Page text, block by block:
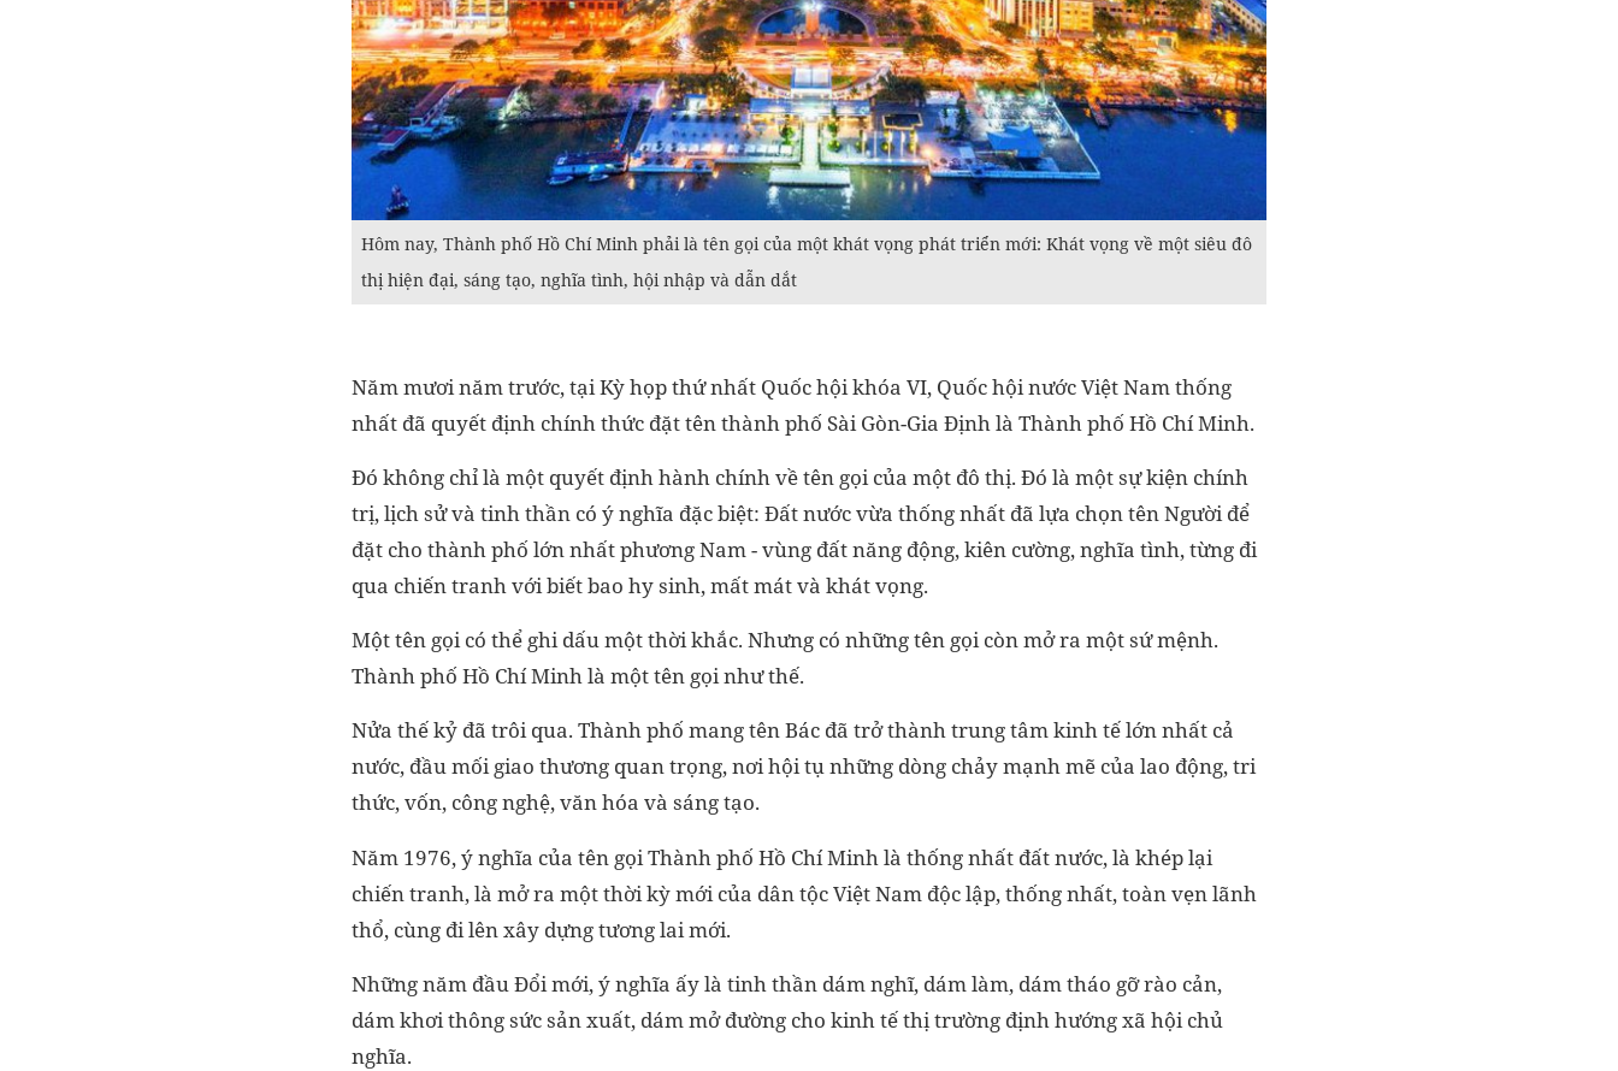
Hôm nay, Thành phố Hồ Chí Minh phải là tên gọi của một khát vọng phát triển mới: Khát vọng về một siêu đô
thị hiện đại, sáng tạo, nghĩa tình, hội nhập và dẫn dắt
Năm mươi năm trước, tại Kỳ họp thứ nhất Quốc hội khóa VI, Quốc hội nước Việt Nam thống
nhất đã quyết định chính thức đặt tên thành phố Sài Gòn-Gia Định là Thành phố Hồ Chí Minh.
Đó không chỉ là một quyết định hành chính về tên gọi của một đô thị. Đó là một sự kiện chính
trị, lịch sử và tinh thần có ý nghĩa đặc biệt: Đất nước vừa thống nhất đã lựa chọn tên Người để
đặt cho thành phố lớn nhất phương Nam - vùng đất năng động, kiên cường, nghĩa tình, từng đi
qua chiến tranh với biết bao hy sinh, mất mát và khát vọng.
Một tên gọi có thể ghi dấu một thời khắc. Nhưng có những tên gọi còn mở ra một sứ mệnh.
Thành phố Hồ Chí Minh là một tên gọi như thế.
Nửa thế kỷ đã trôi qua. Thành phố mang tên Bác đã trở thành trung tâm kinh tế lớn nhất cả
nước, đầu mối giao thương quan trọng, nơi hội tụ những dòng chảy mạnh mẽ của lao động, tri
thức, vốn, công nghệ, văn hóa và sáng tạo.
Năm 1976, ý nghĩa của tên gọi Thành phố Hồ Chí Minh là thống nhất đất nước, là khép lại
chiến tranh, là mở ra một thời kỳ mới của dân tộc Việt Nam độc lập, thống nhất, toàn vẹn lãnh
thổ, cùng đi lên xây dựng tương lai mới.
Những năm đầu Đổi mới, ý nghĩa ấy là tinh thần dám nghĩ, dám làm, dám tháo gỡ rào cản,
dám khơi thông sức sản xuất, dám mở đường cho kinh tế thị trường định hướng xã hội chủ
nghĩa.